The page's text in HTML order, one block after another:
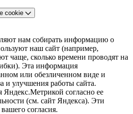
cookie
нам собирать информацию о
наш сайт (например,
чаще, сколько времени проводят на
Эта информация
или обезличенном виде и
и улучшения работы сайта.
согласно ее
(см. сайт Яндекса). Эти
согласия.